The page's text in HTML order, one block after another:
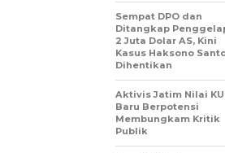
Sempat DPO dan
Ditangkap
2 Juta Dolar AS, Kini
Kasus Haksono
Dihentikan
Aktivis Jatim Nilai
Baru Berpotensi
Membungkam Kritik
Publik